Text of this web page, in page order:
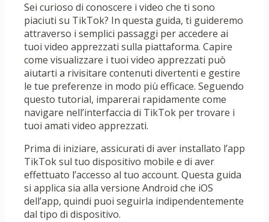
Sei curioso di conoscere i video che ti sono
piaciuti su TikTok? In questa guida, ti guideremo
attraverso i semplici passaggi per accedere ai
tuoi video apprezzati sulla piattaforma. Capire
come visualizzare i tuoi video apprezzati può
aiutarti a rivisitare contenuti divertenti e gestire
le tue preferenze in modo più efficace. Seguendo
questo tutorial, imparerai rapidamente come
navigare nell’interfaccia di TikTok per trovare i
tuoi amati video apprezzati.
Prima di iniziare, assicurati di aver installato l’app
TikTok sul tuo dispositivo mobile e di aver
effettuato l’accesso al tuo account. Questa guida
si applica sia alla versione Android che iOS
dell’app, quindi puoi seguirla indipendentemente
dal tipo di dispositivo.